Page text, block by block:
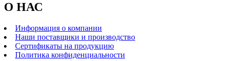
О НАС
Информация о компании
Наши поставщики и производство
Сертификаты на продукцию
Политика конфиденциальности